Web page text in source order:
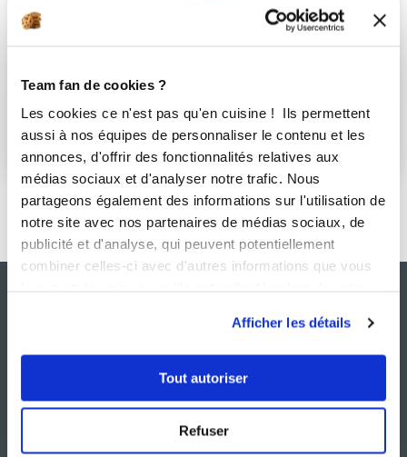
Team fan de cookies ?
Les cookies ce n'est pas qu'en cuisine ! Ils permettent
aussi à nos équipes de personnaliser le contenu et les
annonces, d'offrir des fonctionnalités relatives aux
médias sociaux et d'analyser notre trafic. Nous
partageons également des informations sur l'utilisation de
notre site avec nos partenaires de médias sociaux, de
publicité et d'analyse, qui peuvent potentiellement
combiner celles-ci avec d'autres informations que vous
Afficher les détails
Tout autoriser
Refuser
Retrouvez women78 sur :
SERVICE CONSO